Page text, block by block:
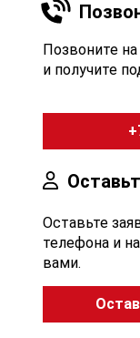
Позвоните
и получите
Оставьте
телефона и
вами.